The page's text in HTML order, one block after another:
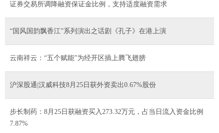
证券交易所调降融资保证金比例，支持适度融资需求
“国风国韵飘香江”系列演出之话剧《孔子》在港上演
云南祥云：“五个赋能”为经开区插上腾飞翅膀
沪深股通|汉威科技8月25日获外资卖出0.67%股份
步长制药：8月25日获融资买入273.32万元，占当日流入资金比例
7.87%